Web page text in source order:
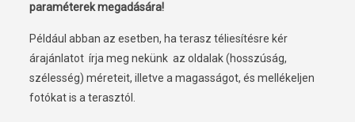
paraméterek megadására!
Például abban az esetben, ha terasz téliesítésre kér
árajánlatot írja meg nekünk az oldalak (hosszúság,
szélesség) méreteit, illetve a magasságot, és mellékeljen
fotókat is a terasztól.